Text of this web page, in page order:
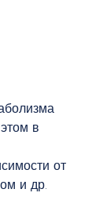
в
от
и др.